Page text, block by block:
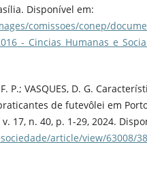
Disponível em:
comissoes/conep/
P.; VASQUES, D. G.
de futevôlei em
17, n. 40, p. 1-29, 2024.
article/view/63008/